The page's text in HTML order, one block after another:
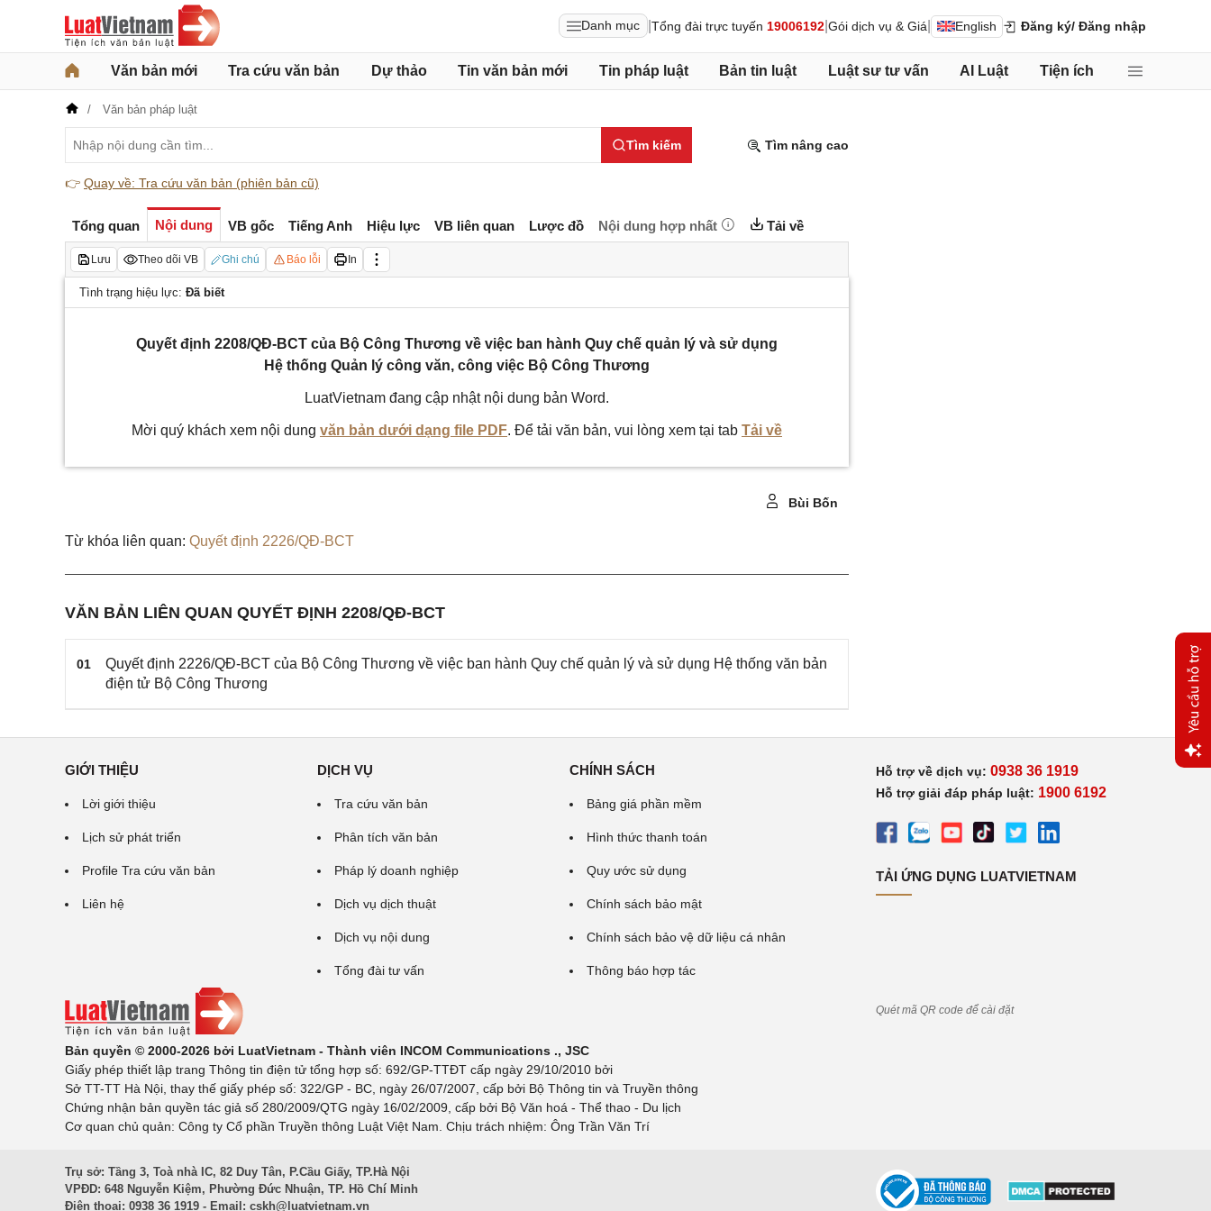
Danh mục Tổng đài trực tuyến 19006192 Gói dịch vụ & Giá English Đăng ký/ Đăng nhập
Văn bản mới Tra cứu văn bản Dự thảo Tin văn bản mới Tin pháp luật Bản tin luật Luật sư tư vấn AI Luật Tiện ích
Văn bản pháp luật
Tìm kiếm Tìm nâng cao
👉 Quay về: Tra cứu văn bản (phiên bản cũ)
Tổng quan Nội dung VB gốc Tiếng Anh Hiệu lực VB liên quan Lược đồ Nội dung hợp nhất Tải về
Lưu Theo dõi VB Ghi chú Báo lỗi In
Tình trạng hiệu lực: Đã biết
Quyết định 2208/QĐ-BCT của Bộ Công Thương về việc ban hành Quy chế quản lý và sử dụng
Hệ thống Quản lý công văn, công việc Bộ Công Thương
LuatVietnam đang cập nhật nội dung bản Word.
Mời quý khách xem nội dung văn bản dưới dạng file PDF. Để tải văn bản, vui lòng xem tại tab Tải về
Bùi Bốn
Từ khóa liên quan: Quyết định 2226/QĐ-BCT
VĂN BẢN LIÊN QUAN QUYẾT ĐỊNH 2208/QĐ-BCT
01
Quyết định 2226/QĐ-BCT của Bộ Công Thương về việc ban hành Quy chế quản lý và sử dụng Hệ thống văn bản
điện tử Bộ Công Thương
GIỚI THIỆU
Lời giới thiệu
Lịch sử phát triển
Profile Tra cứu văn bản
Liên hệ
DỊCH VỤ
Tra cứu văn bản
Phân tích văn bản
Pháp lý doanh nghiệp
Dịch vụ dịch thuật
Dịch vụ nội dung
Tổng đài tư vấn
CHÍNH SÁCH
Bảng giá phần mềm
Hình thức thanh toán
Quy ước sử dụng
Chính sách bảo mật
Chính sách bảo vệ dữ liệu cá nhân
Thông báo hợp tác
Bản quyền © 2000-2026 bởi LuatVietnam - Thành viên INCOM Communications ., JSC
Giấy phép thiết lập trang Thông tin điện tử tổng hợp số: 692/GP-TTĐT cấp ngày 29/10/2010 bởi
Sở TT-TT Hà Nội, thay thế giấy phép số: 322/GP - BC, ngày 26/07/2007, cấp bởi Bộ Thông tin và Truyền thông
Chứng nhận bản quyền tác giả số 280/2009/QTG ngày 16/02/2009, cấp bởi Bộ Văn hoá - Thể thao - Du lịch
Cơ quan chủ quản: Công ty Cổ phần Truyền thông Luật Việt Nam. Chịu trách nhiệm: Ông Trần Văn Trí
Hỗ trợ về dịch vụ: 0938 36 1919
Hỗ trợ giải đáp pháp luật: 1900 6192
TẢI ỨNG DỤNG LUATVIETNAM
Quét mã QR code để cài đặt
Trụ sở: Tầng 3, Toà nhà IC, 82 Duy Tân, P.Cầu Giấy, TP.Hà Nội
VPĐD: 648 Nguyễn Kiệm, Phường Đức Nhuận, TP. Hồ Chí Minh
Điện thoại: 0938 36 1919 - Email: cskh@luatvietnam.vn